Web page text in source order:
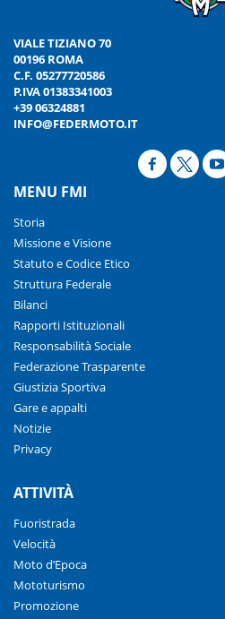
VIALE TIZIANO 70
00196 ROMA
C.F. 05277720586
P.IVA 01383341003
+39 06324881
INFO@FEDERMOTO.IT
MENU FMI
Storia
Missione e Visione
Statuto e Codice Etico
Struttura Federale
Bilanci
Rapporti Istituzionali
Responsabilità Sociale
Federazione Trasparente
Giustizia Sportiva
Gare e appalti
Notizie
Privacy
ATTIVITÀ
Fuoristrada
Velocità
Moto d’Epoca
Mototurismo
Promozione